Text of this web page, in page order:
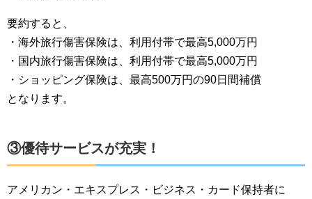
要約すると、
・海外旅行傷害保険は、利用付帯で最高5,000万円
・国内旅行傷害保険は、利用付帯で最高5,000万円
・ショッピング保険は、最高500万円の90日間補償
となります。
③優待サービスが充実！
アメリカン・エキスプレス・ビジネス・カード保持者に